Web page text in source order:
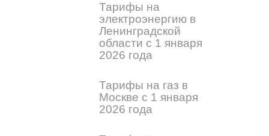
Тарифы на
электроэнергию в
Ленинградской
области с 1 января
2026 года
Тарифы на газ в
Москве с 1 января
2026 года